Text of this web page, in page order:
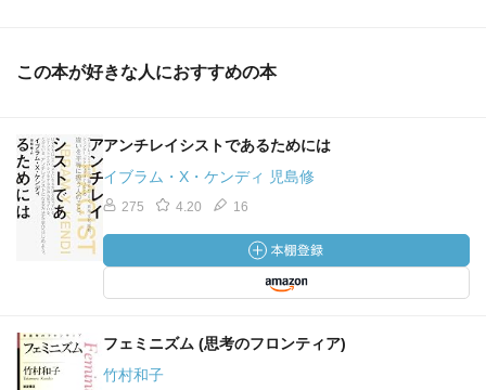
この本が好きな人におすすめの本
アンチレイシストであるためには
イブラム・X・ケンディ 児島修
275 4.20 16
フェミニズム (思考のフロンティア)
竹村和子